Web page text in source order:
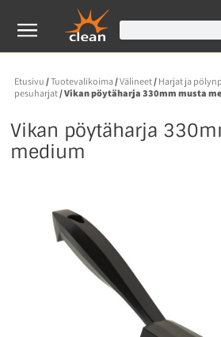
Etusivu /Tuotevalikoima/Välineet/ Harjat ja
pesuharjat/ Vikan pöytäharja 330mm musta
Vikan pöytäharja
medium